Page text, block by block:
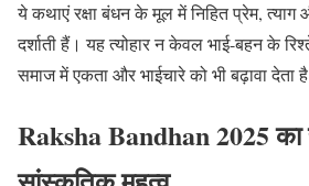
ये कथाएं रक्षा बंधन के मूल में निहित प्रेम, त्याग
दर्शाती हैं। यह त्योहार न केवल भाई-बहन के
समाज में एकता और भाईचारे को भी बढ़ावा देता
Raksha Bandhan 2025